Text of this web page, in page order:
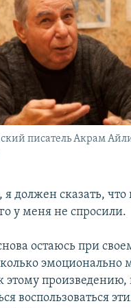
ƏDƏBIYYATI KITABXANASI
PROQRAMI
VƏ JURNALISTIKA
ISTIFADƏ
MOBIL TELEFONUNUZDA
bütün saytları
писатель Акрам
должен сказать,
у меня не спросили.
остаюсь при
эмоционально
этому произведению,
воспользоваться